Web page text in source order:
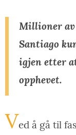
Millioner av
Santiago
igjen etter
opphevet.
Ved å gå til